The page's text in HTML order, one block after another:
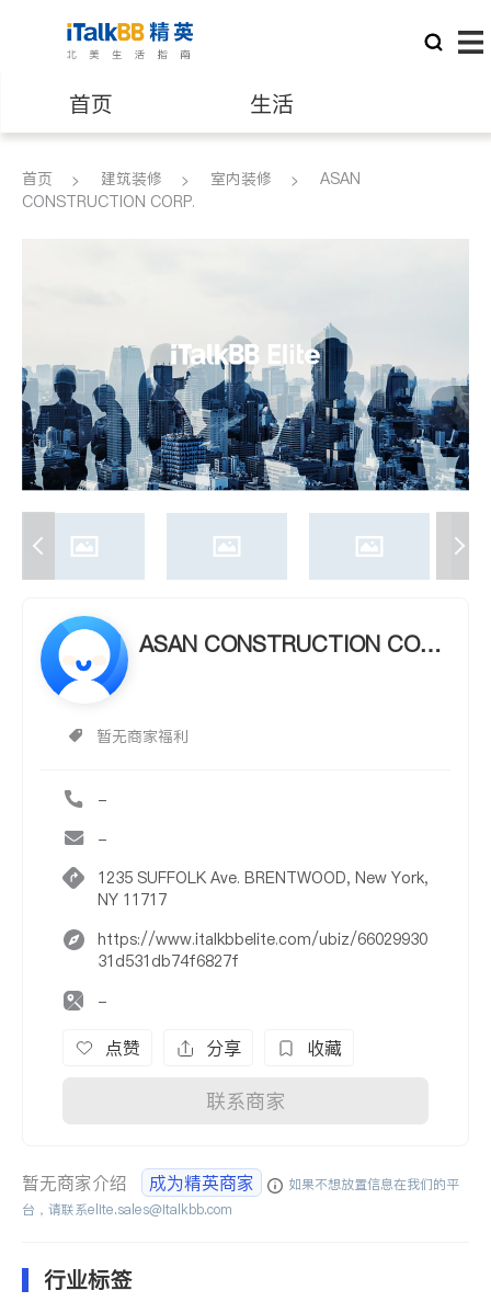
首页 生活
医生 律师
养老 非盈利组织
首页 建筑装修 室内装修
ASAN
CONSTRUCTION CORP.
ASAN CONSTRUCTION COR
暂无商家福利
-
-
1235 SUFFOLK Ave. BRENTWOOD, New York,
NY 11717
https://www.italkbbelite.com/ubiz/66029930
31d531db74f6827f
-
点赞 分享 收藏
联系商家
暂无商家介绍 成为精英商家
如果不想放置信息在我们的平
台，请联系elite.sales@italkbb.com
行业标签